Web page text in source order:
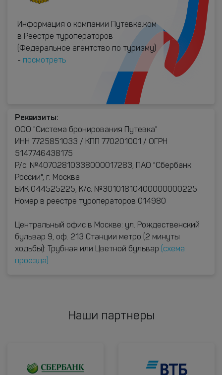
Информация о компании Путевка.ком
в Реестре туроператоров
(Федеральное агентство по туризму)
- посмотреть
Реквизиты:
ООО "Система бронирования Путевка"
ИНН 7725851033 / КПП 770201001 / ОГРН
5147746438175
Р/с. №40702810338000017283, ПАО "Сбербанк
России", г. Москва
БИК 044525225, К/с. №30101810400000000225
Номер в реестре туроператоров 014980
Центральный офис в Москве: ул. Рождественский
бульвар 9, оф. 213 Станции метро (2 минуты
ходьбы): Трубная или Цветной бульвар
(схема
проезда)
Наши партнеры